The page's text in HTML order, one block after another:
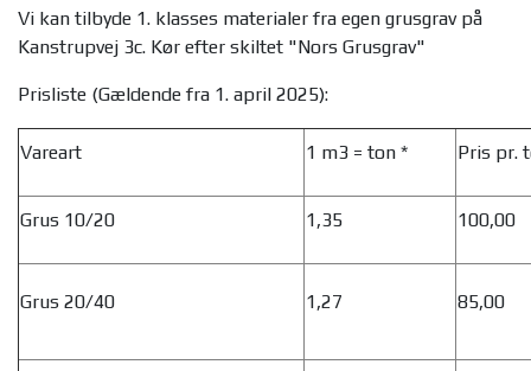
Vi kan tilbyde 1. klasses materialer fra egen grusgrav på
Kanstrupvej 3c. Kør efter skiltet "Nors Grusgrav"
Prisliste (Gældende fra 1. april 2025):
Vareart 1 m3 = ton * Pris pr.
Grus 10/20 1,35 100,00
Grus 20/40 1,27 85,00